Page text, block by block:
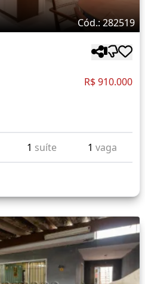
Cód.: 282519
R$ 910.000
1 suíte 1 vaga